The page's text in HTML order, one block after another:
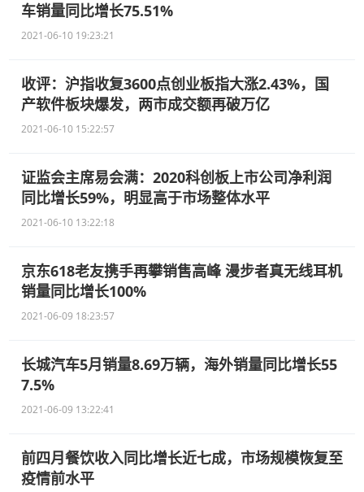
车销量同比增长75.51%
2021-06-10 19:23:21
收评：沪指收复3600点创业板指大涨2.43%，国
产软件板块爆发，两市成交额再破万亿
2021-06-10 15:22:57
证监会主席易会满：2020科创板上市公司净利润
同比增长59%，明显高于市场整体水平
2021-06-10 13:22:18
京东618老友携手再攀销售高峰 漫步者真无线耳机
销量同比增长100%
2021-06-09 18:23:57
长城汽车5月销量8.69万辆，海外销量同比增长55
7.5%
2021-06-09 13:22:41
前四月餐饮收入同比增长近七成，市场规模恢复至
疫情前水平